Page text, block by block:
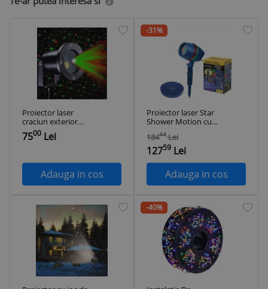
Proiector laser
craciun exterior
profesional,
telecomanda, metal
7500 Lei
Adauga in cos
-31%
Proiector laser Star
Shower Motion cu
lumini efect 3D
holografic
18444 Lei
12759 Lei
Adauga in cos
-40%